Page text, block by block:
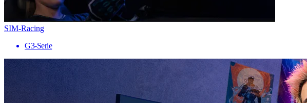
SIM-Racing
G3-Serie